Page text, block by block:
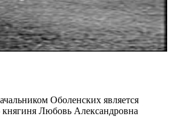
Оболенских является
Любовь Александровна